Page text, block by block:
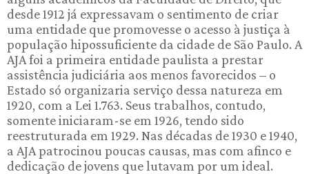
desde 1912 já expressavam o sentimento de criar
uma entidade que promovesse o acesso à justiça à
população hipossuficiente da cidade de São Paulo. A
AJA foi a primeira entidade paulista a prestar
assistência judiciária aos menos favorecidos – o
Estado só organizaria serviço dessa natureza em
1920, com a Lei 1.763. Seus trabalhos, contudo,
somente iniciaram-se em 1926, tendo sido
reestruturada em 1929. Nas décadas de 1930 e 1940,
a AJA patrocinou poucas causas, mas com afinco e
dedicação de jovens que lutavam por um ideal.